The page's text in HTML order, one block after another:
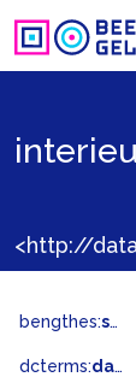
bengthes:status
dcterms:dateAccepted